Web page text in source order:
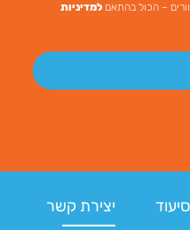
– הכול בהתאםלמדיניות
יצירת קשר